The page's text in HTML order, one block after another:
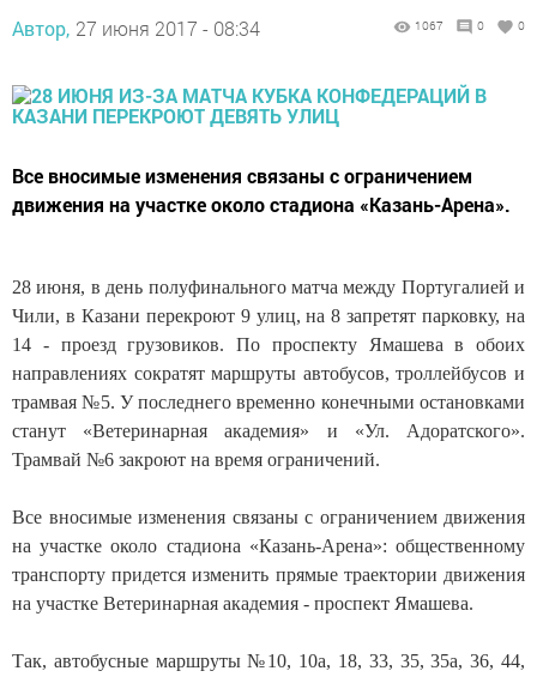
Автор, 27 июня 2017 - 08:34 1067 0 0
Все вносимые изменения связаны с ограничением
движения на участке около стадиона «Казань-Арена».
28 июня, в день полуфинального матча между Португалией и
Чили, в Казани перекроют 9 улиц, на 8 запретят парковку, на
14 - проезд грузовиков. По проспекту Ямашева в обоих
направлениях сократят маршруты автобусов, троллейбусов и
трамвая №5. У последнего временно конечными остановками
станут «Ветеринарная академия» и «Ул. Адоратского».
Трамвай №6 закроют на время ограничений.
Все вносимые изменения связаны с ограничением движения
на участке около стадиона «Казань-Арена»: общественному
транспорту придется изменить прямые траектории движения
на участке Ветеринарная академия - проспект Ямашева.
Так, автобусные маршруты №10, 10а, 18, 33, 35, 35а, 36, 44,